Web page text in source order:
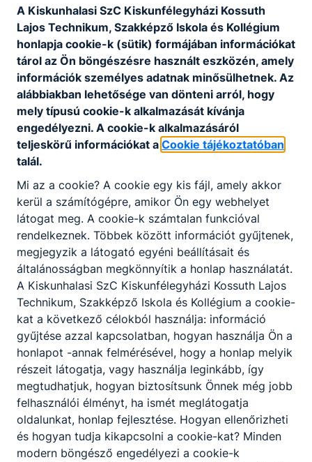
Nappalis
képzéseink
kínálata
Tekintsék meg
kínálatunkat!
Támogassa
iskolai
alapítványunkat!
Hírek
A Kiskunhalasi SzC Kiskunfélegyházi Kossuth
Lajos Technikum, Szakképző Iskola és Kollégium
honlapja cookie-k (sütik) formájában információkat
tárol az Ön böngészésre használt eszközén, amely
információk személyes adatnak minősülhetnek. Az
alábbiakban lehetősége van dönteni arról, hogy
mely típusú cookie-k alkalmazását kívánja
engedélyezni. A cookie-k alkalmazásáról
teljeskörű információkat a Cookie tájékoztatóban
talál.
Mi az a cookie? A cookie egy kis fájl, amely akkor
kerül a számítógépre, amikor Ön egy webhelyet
látogat meg. A cookie-k számtalan funkcióval
rendelkeznek. Többek között információt gyűjtenek,
megjegyzik a látogató egyéni beállításait és
általánosságban megkönnyítik a honlap használatát.
A Kiskunhalasi SzC Kiskunfélegyházi Kossuth Lajos
Technikum, Szakképző Iskola és Kollégium a cookie-
kat a következő célokból használja: információ
gyűjtése azzal kapcsolatban, hogyan használja Ön a
honlapot -annak felmérésével, hogy a honlap melyik
részeit látogatja, vagy használja leginkább, így
megtudhatjuk, hogyan biztosítsunk Önnek még jobb
felhasználói élményt, ha ismét meglátogatja
oldalunkat, honlap fejlesztése. Hogyan ellenőrizheti
és hogyan tudja kikapcsolni a cookie-kat? Minden
modern böngésző engedélyezi a cookie-k